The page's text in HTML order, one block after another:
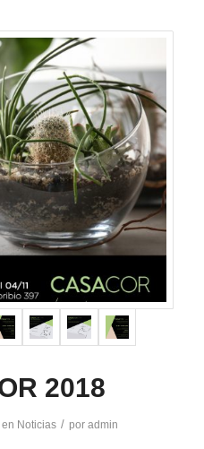
2018
en Noticias / por admin